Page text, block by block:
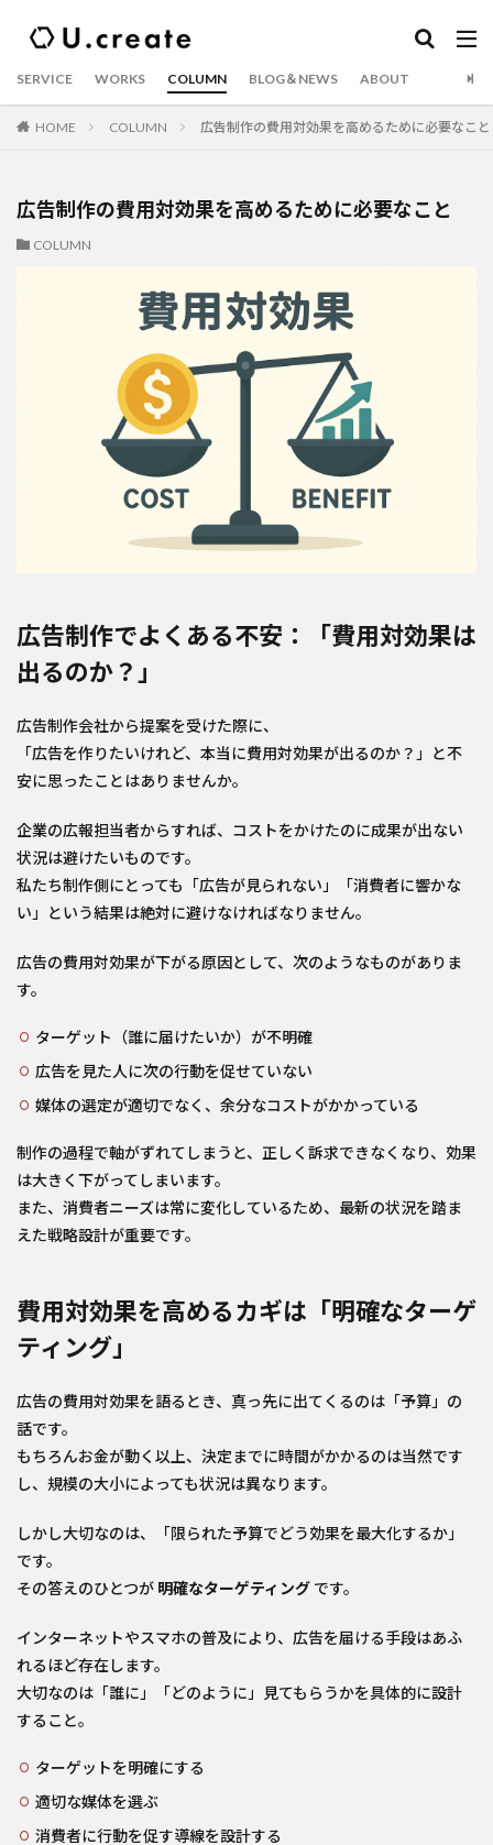
SERVICE WORKS COLUMN BLOG＆NEWS ABOUT
HOME COLUMN 広告制作の費用対効果を高めるために必要なこと
広告制作の費用対効果を高めるために必要なこと
COLUMN
広告制作でよくある不安：「費用対効果は
出るのか？」
広告制作会社から提案を受けた際に、
「広告を作りたいけれど、本当に費用対効果が出るのか？」と不
安に思ったことはありませんか。
企業の広報担当者からすれば、コストをかけたのに成果が出ない
状況は避けたいものです。
私たち制作側にとっても「広告が見られない」「消費者に響かな
い」という結果は絶対に避けなければなりません。
広告の費用対効果が下がる原因として、次のようなものがありま
す。
ターゲット（誰に届けたいか）が不明確
広告を見た人に次の行動を促せていない
媒体の選定が適切でなく、余分なコストがかかっている
制作の過程で軸がずれてしまうと、正しく訴求できなくなり、効果
は大きく下がってしまいます。
また、消費者ニーズは常に変化しているため、最新の状況を踏ま
えた戦略設計が重要です。
費用対効果を高めるカギは「明確なターゲ
ティング」
広告の費用対効果を語るとき、真っ先に出てくるのは「予算」の
話です。
もちろんお金が動く以上、決定までに時間がかかるのは当然です
し、規模の大小によっても状況は異なります。
しかし大切なのは、「限られた予算でどう効果を最大化するか」
です。
その答えのひとつが 明確なターゲティング です。
インターネットやスマホの普及により、広告を届ける手段はあふ
れるほど存在します。
大切なのは「誰に」「どのように」見てもらうかを具体的に設計
すること。
ターゲットを明確にする
適切な媒体を選ぶ
消費者に行動を促す導線を設計する